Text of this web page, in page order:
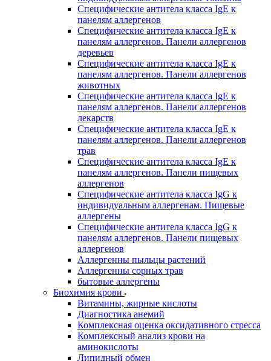
Специфические антитела класса IgE к
панелям аллергенов
Специфические антитела класса IgE к
панелям аллергенов. Панели аллергенов
деревьев
Специфические антитела класса IgE к
панелям аллергенов. Панели аллергенов
животных
Специфические антитела класса IgE к
панелям аллергенов. Панели аллергенов
лекарств
Специфические антитела класса IgE к
панелям аллергенов. Панели аллергенов
трав
Специфические антитела класса IgE к
панелям аллергенов. Панели пищевых
аллергенов
Специфические антитела класса IgG к
индивидуальным аллергенам. Пищевые
аллергены
Специфические антитела класса IgG к
панелям аллергенов. Панели пищевых
аллергенов
Аллергенны пыльцы растений
Аллергенны сорных трав
бытовые аллергены
Биохимия крови
Витамины, жирные кислоты
Диагностика анемий
Комплексная оценка оксидативного стресса
Комплексный анализ крови на
аминокислоты
Липидный обмен